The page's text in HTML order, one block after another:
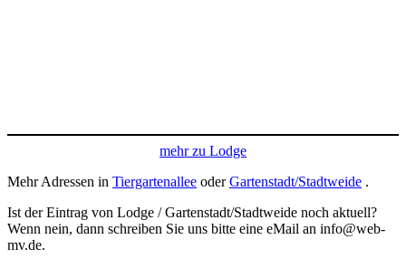
mehr zu Lodge
Mehr Adressen in Tiergartenallee oderGartenstadt/Stadtweide .
Ist der Eintrag von Lodge / Gartenstadt/Stadtweide noch aktuell?
Wenn nein, dann schreiben Sie uns bitte eine eMail an info@web-
mv.de.